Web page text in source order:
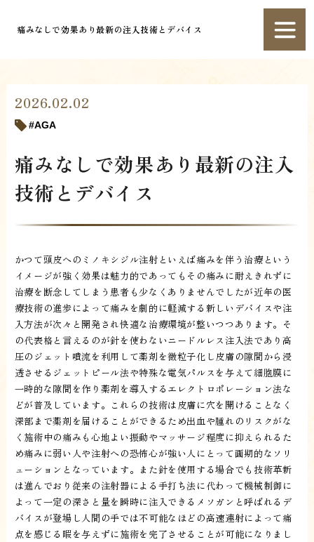
痛みなしで効果あり最新の注入技術とデバイス
2026.02.02
AGA
痛みなしで効果あり最新の注入
技術とデバイス
かつて頭皮へのミノキシジル注射といえば痛みを伴う治療という
イメージが強く効果は魅力的であってもその痛みに耐えきれずに
治療を断念してしまう患者も少なくありませんでしたが近年の医
療技術の進歩によって痛みを劇的に軽減する新しいデバイスや注
入方法が次々と開発され快適な治療環境が整いつつあります。そ
の代表格と言えるのが針を使わないニードルレス注入法であり高
圧のジェット噴流を利用して薬剤を微粒子化し皮膚の隙間から浸
透させるジェットピール法や特殊な電気パルスを与えて細胞膜に
一時的な隙間を作り薬剤を導入するエレクトロポレーション法な
どが普及しています。これらの技術は皮膚に穴を開けることなく
深部まで薬剤を届けることができるため出血や腫れのリスクがな
く施術中の痛みも心地よい振動やマッサージ程度に抑えられるた
め痛みに弱い人や注射への恐怖心が強い人にとって画期的なソリ
ューションとなっています。また針を使用する場合でも技術革新
は進んでおり従来の注射器による手打ち法に代わって機械制御に
よって一定の深さと量を瞬時に注入できるメソガンと呼ばれるデ
バイスが登場し人間の手では不可能なほどの高速連射によって痛
点を感じる暇を与えずに施術を完了させることが可能になりまし